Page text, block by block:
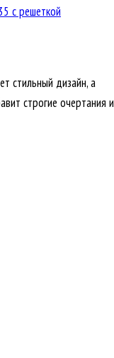
с решеткой
стильный дизайн, а
строгие очертания и